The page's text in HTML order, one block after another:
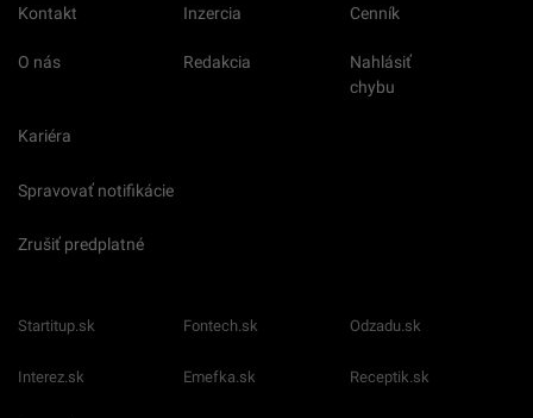
Kontakt Inzercia Cenník
O nás Redakcia
Nahlásiť
chybu
Kariéra
Spravovať notifikácie
Zrušiť predplatné
Startitup.sk Fontech.sk Odzadu.sk
Interez.sk Emefka.sk Receptik.sk